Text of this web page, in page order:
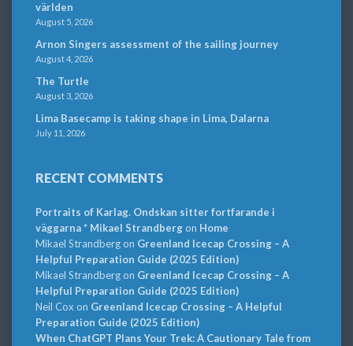
världen
August 5, 2026
Arnon Singers assessment of the sailing journey
August 4, 2026
The Turtle
August 3, 2026
Lima Basecamp is taking shape in Lima, Dalarna
July 11, 2026
RECENT COMMENTS
Portraits of Karlag. Ondskan sitter fortfarande i
väggarna * Mikael Strandbergon Home
Mikael Strandbergon Greenland Icecap Crossing – A
Helpful Preparation Guide (2025 Edition)
Mikael Strandbergon Greenland Icecap Crossing – A
Helpful Preparation Guide (2025 Edition)
Neil Cox on Greenland Icecap Crossing – A Helpful
Preparation Guide (2025 Edition)
When ChatGPT Plans Your Trek: A Cautionary Tale from